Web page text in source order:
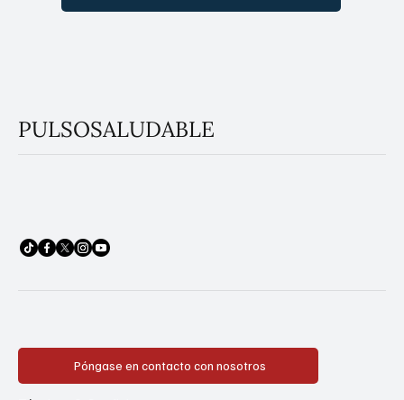
PULSOSALUDABLE
Póngase en contacto con nosotros